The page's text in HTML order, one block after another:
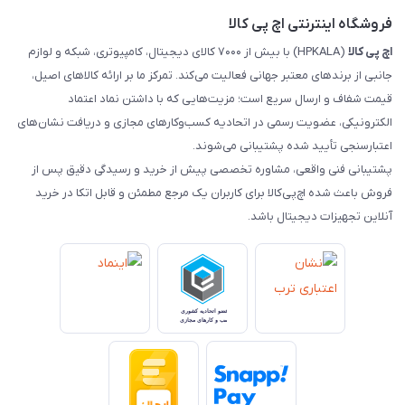
فروشگاه اینترنتی اچ پی کالا
اچ‌ پی‌ کالا
(HPKALA) با بیش از ۷۰۰۰ کالای دیجیتال، کامپیوتری، شبکه و لوازم
جانبی از برندهای معتبر جهانی فعالیت می‌کند. تمرکز ما بر ارائه کالاهای اصیل،
قیمت شفاف و ارسال سریع است؛ مزیت‌هایی که با داشتن نماد اعتماد
الکترونیکی، عضویت رسمی در اتحادیه کسب‌وکارهای مجازی و دریافت نشان‌های
اعتبارسنجی تأیید شده پشتیبانی می‌شوند.
پشتیبانی فنی واقعی، مشاوره تخصصی پیش از خرید و رسیدگی دقیق پس از
فروش باعث شده اچ‌پی‌کالا برای کاربران یک مرجع مطمئن و قابل اتکا در خرید
آنلاین تجهیزات دیجیتال باشد.